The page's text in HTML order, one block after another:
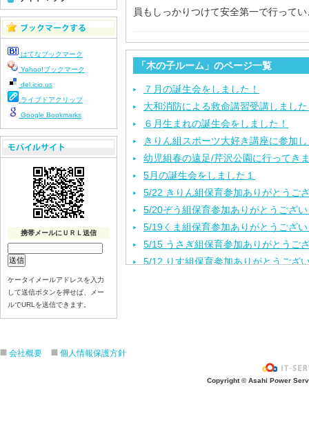
員もしっかりつけて安全第一で行って
「木の子ルーム」のページ一覧
７月の誕生会をしました！
大和消防による救命講習受講しまし
６月生まれの誕生会をしました！
きりん組スポーツ大好き講座に参加
幼児組春の遠足/芹沢公園に行ってき
5月の誕生会をしました１
5/22 きりん組保育参加ありがとうご
5/20ぞう組保育参加ありがとうござ
5/19くま組保育参加ありがとうござ
5/15 うさぎ組保育参加ありがとうご
5/12 りす組保育参加ありがとうござ
きりんお別れ遠足/江の島水族館
はてなブックマーク
Yahoo!ブックマーク
del.icio.us
ライブドアクリップ
Google Bookmarks
携帯メールにＵＲＬ送信
ケータイメールアドレスを入力
して送信ボタンを押せば、メー
ルでURLを送信できます。
会社概要 個人情報保護方針
Copyright © Asahi Power